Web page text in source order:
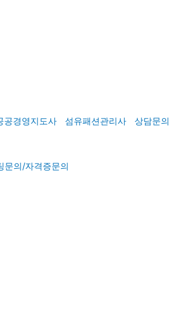
공경영지도사 섬유패션관리사 상담문의
문의/자격증문의